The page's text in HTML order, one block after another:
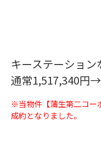
キーステーショ
通常1,517,340円→
※当物件【蒲生第二コー
成約となりました。